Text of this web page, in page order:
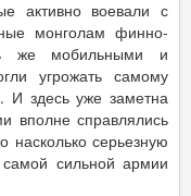
активно воевали с
монголам финно-
же мобильными и
угрожать самому
И здесь уже заметна
вполне справлялись
насколько серьезную
самой сильной армии